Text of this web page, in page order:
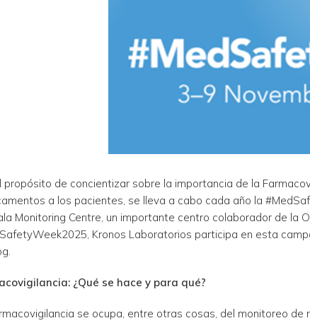
propósito de concientizar sobre la importancia de la
a los pacientes, se lleva a cabo cada año la
Monitoring Centre, un importante centro colaborador de la
Kronos Laboratorios participa en esta
¿Qué se hace y para qué?
se ocupa, entre otras cosas, del monitoreo